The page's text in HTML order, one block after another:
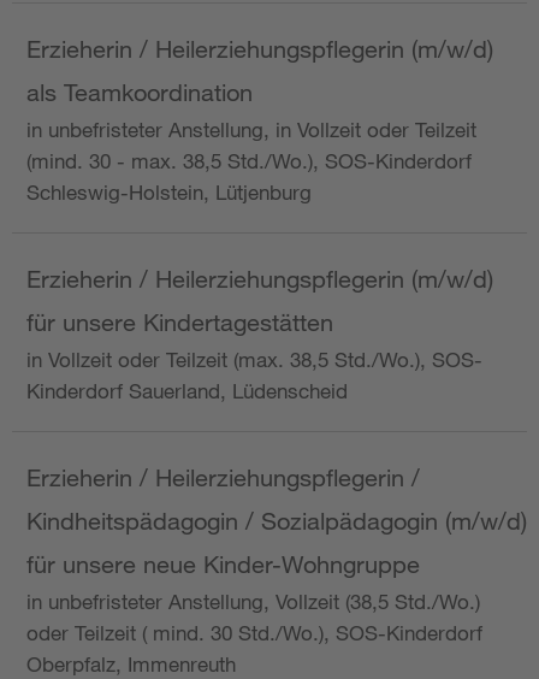
Erzieherin / Heilerziehungspflegerin (m/w/d)
als Teamkoordination
in unbefristeter Anstellung, in Vollzeit oder Teilzeit
(mind. 30 - max. 38,5 Std./Wo.), SOS-Kinderdorf
Schleswig-Holstein, Lütjenburg
Erzieherin / Heilerziehungspflegerin (m/w/d)
für unsere Kindertagestätten
in Vollzeit oder Teilzeit (max. 38,5 Std./Wo.), SOS-
Kinderdorf Sauerland, Lüdenscheid
Erzieherin / Heilerziehungspflegerin /
Kindheitspädagogin / Sozialpädagogin (m/w/d)
für unsere neue Kinder-Wohngruppe
in unbefristeter Anstellung, Vollzeit (38,5 Std./Wo.)
oder Teilzeit ( mind. 30 Std./Wo.), SOS-Kinderdorf
Oberpfalz, Immenreuth